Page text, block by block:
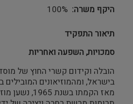
היקף משרה 100%
תיאור התפקיד
סמכויות, השפעה ואחריות
הובלה וקידום קשרי החוץ של
בישראל, ומהמוזיאונים המובילים
מאז הקמתו בשנת